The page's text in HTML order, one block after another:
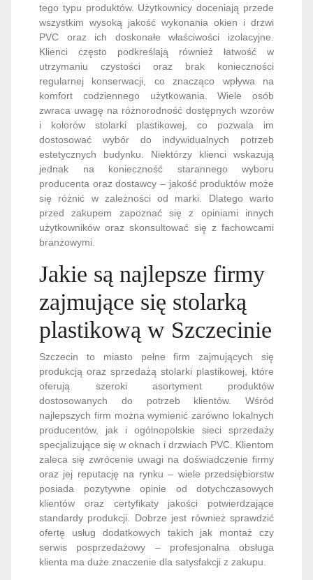
tego typu produktów. Użytkownicy doceniają przede
wszystkim wysoką jakość wykonania okien i drzwi
PVC oraz ich doskonałe właściwości izolacyjne.
Klienci często podkreślają również łatwość w
utrzymaniu czystości oraz brak konieczności
regularnej konserwacji, co znacząco wpływa na
komfort codziennego użytkowania. Wiele osób
zwraca uwagę na różnorodność dostępnych wzorów
i kolorów stolarki plastikowej, co pozwala im
dostosować wybór do indywidualnych potrzeb
estetycznych budynku. Niektórzy klienci wskazują
jednak na konieczność starannego wyboru
producenta oraz dostawcy – jakość produktów może
się różnić w zależności od marki. Dlatego warto
przed zakupem zapoznać się z opiniami innych
użytkowników oraz skonsultować się z fachowcami
branżowymi.
Jakie są najlepsze firmy
zajmujące się stolarką
plastikową w Szczecinie
Szczecin to miasto pełne firm zajmujących się
produkcją oraz sprzedażą stolarki plastikowej, które
oferują szeroki asortyment produktów
dostosowanych do potrzeb klientów. Wśród
najlepszych firm można wymienić zarówno lokalnych
producentów, jak i ogólnopolskie sieci sprzedaży
specjalizujące się w oknach i drzwiach PVC. Klientom
zaleca się zwrócenie uwagi na doświadczenie firmy
oraz jej reputację na rynku – wiele przedsiębiorstw
posiada pozytywne opinie od dotychczasowych
klientów oraz certyfikaty jakości potwierdzające
standardy produkcji. Dobrze jest również sprawdzić
ofertę usług dodatkowych takich jak montaż czy
serwis posprzedażowy – profesjonalna obsługa
klienta ma duże znaczenie dla satysfakcji z zakupu.